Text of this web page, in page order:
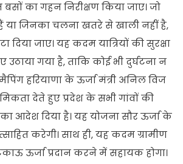
का गहन निरीक्षण किया जाए। जो
या जिनका चलना खतरे से खाली नहीं है,
दिया जाए। यह कदम यात्रियों की सुरक्षा
गया है, ताकि कोई भी दुर्घटना न
हरियाणा के ऊर्जा मंत्री अनिल विज
देते हुए प्रदेश के सभी गांवों की
आदेश दिया है। यह योजना सौर ऊर्जा के
करेगी। साथ ही, यह कदम ग्रामीण
ऊर्जा प्रदान करने में सहायक होगा।